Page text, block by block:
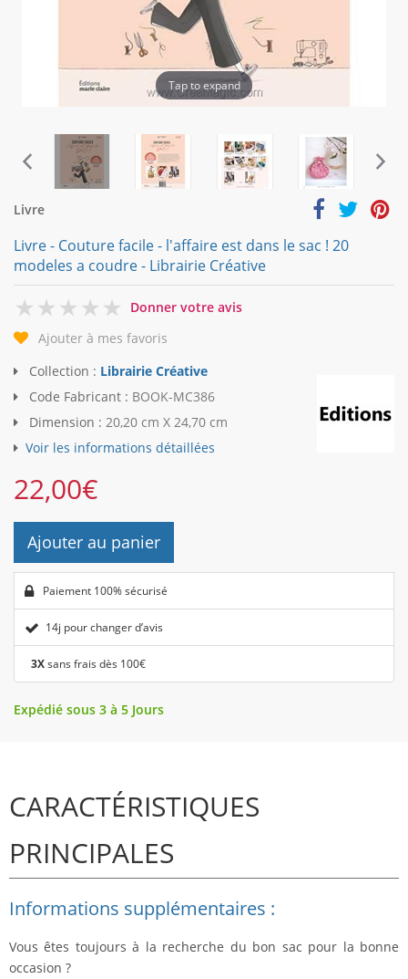
Tap to expand
Livre
Livre - Couture facile - l'affaire est dans le sac ! 20
modeles a coudre - Librairie Créative
0
Donner votre avis
Ajouter à mes favoris
Collection : Librairie Créative
Code Fabricant : BOOK-MC386
Dimension : 20,20 cm X 24,70 cm
Voir les informations détaillées
22,00€
Ajouter au panier
Paiement 100% sécurisé
14j pour changer d’avis
3Xsans frais dès 100€
Expédié sous 3 à 5 Jours
CARACTÉRISTIQUES
PRINCIPALES
Informations supplémentaires :
Vous êtes toujours à la recherche du bon sac pour la bonne
occasion ?